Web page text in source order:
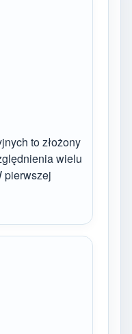
to złożony
wielu
pierwszej